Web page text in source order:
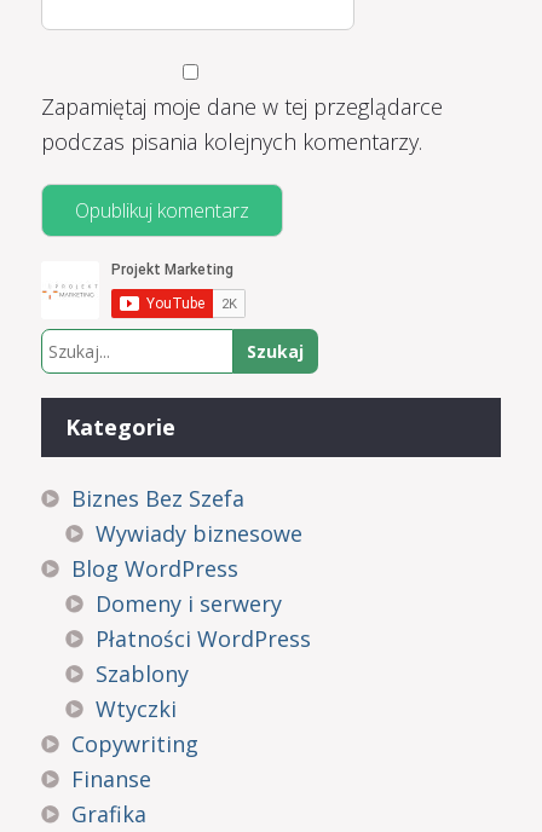
Zapamiętaj moje dane w tej przeglądarce
podczas pisania kolejnych komentarzy.
Kategorie
Biznes Bez Szefa
Wywiady biznesowe
Blog WordPress
Domeny i serwery
Płatności WordPress
Szablony
Wtyczki
Copywriting
Finanse
Grafika